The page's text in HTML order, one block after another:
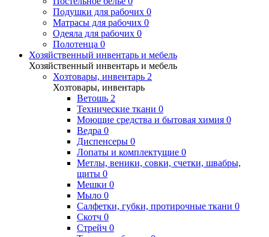
Подушки для рабочих 0
Матрасы для рабочих 0
Одеяла для рабочих 0
Полотенца 0
Хозяйственный инвентарь и мебель
Хозяйственный инвентарь и мебель
Хозтовары, инвентарь 2
Хозтовары, инвентарь
Ветошь 2
Технические ткани 0
Моющие средства и бытовая химия 0
Ведра 0
Диспенсеры 0
Лопаты и комплектущие 0
Метлы, веники, совки, счетки, швабры,
щиты 0
Мешки 0
Мыло 0
Салфетки, губки, протирочные ткани 0
Скотч 0
Стрейч 0